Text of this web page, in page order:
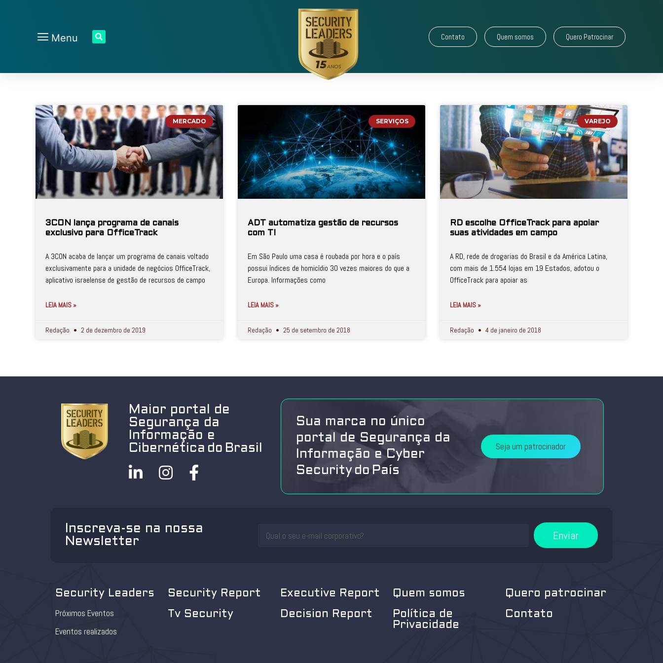
Menu Contato Quem somos Quero Patrocinar
MERCADO
3CON lança programa de canais
exclusivo para OfficeTrack
A 3CON acaba de lançar um programa de canais voltado
exclusivamente para a unidade de negócios OfficeTrack,
aplicativo israelense de gestão de recursos de campo
LEIA MAIS »
Redação 2 de dezembro de 2019
SERVIÇOS
ADT automatiza gestão de recursos
com TI
Em São Paulo uma casa é roubada por hora e o país
possui índices de homicídio 30 vezes maiores do que a
Europa. Informações como
LEIA MAIS »
Redação 25 de setembro de 2018
VAREJO
RD escolhe OfficeTrack para apoiar
suas atividades em campo
A RD, rede de drogarias do Brasil e da América Latina,
com mais de 1.554 lojas em 19 Estados, adotou o
OfficeTrack para apoiar as
LEIA MAIS »
Redação 4 de janeiro de 2018
Maior portal de
Segurança da
Informação e
Cibernética do Brasil
Sua marca no único
portal de Segurança da
Informação e Cyber
Security do País
Seja um patrocinador
Inscreva-se na nossa
Newsletter
Enviar
Security Leaders
Próximos Eventos
Eventos realizados
Security Report
Tv Security
Executive Report
Decision Report
Quem somos
Política de
Privacidade
Quero patrocinar
Contato